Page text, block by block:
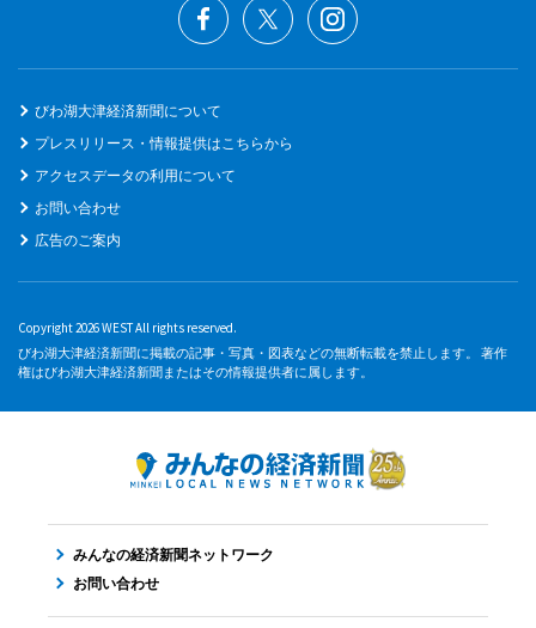
びわ湖大津経済新聞について
プレスリリース・情報提供はこちらから
アクセスデータの利用について
お問い合わせ
広告のご案内
Copyright 2026 WEST All rights reserved.
びわ湖大津経済新聞に掲載の記事・写真・図表などの無断転載を禁止します。 著作
権はびわ湖大津経済新聞またはその情報提供者に属します。
みんなの経済新聞ネットワーク
お問い合わせ